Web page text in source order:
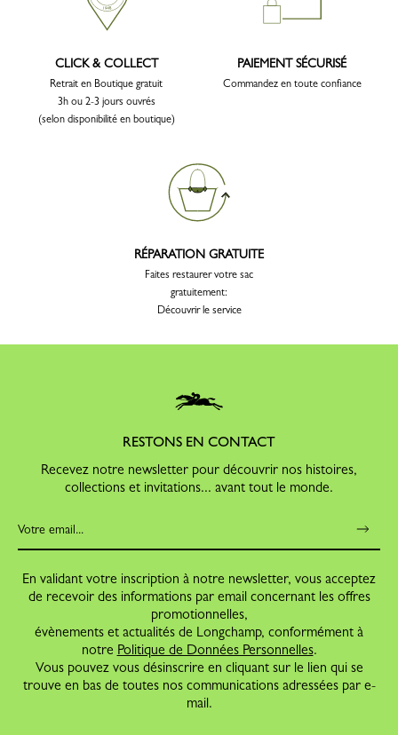
CLICK & COLLECT
Retrait en Boutique gratuit
3h ou 2-3 jours ouvrés
(selon disponibilité en boutique)
PAIEMENT SÉCURISÉ
Commandez en toute confiance
RÉPARATION GRATUITE
Faites restaurer votre sac
gratuitement:
Découvrir le service
RESTONS EN CONTACT
Recevez notre newsletter pour découvrir nos histoires,
collections et invitations... avant tout le monde.
En validant votre inscription à notre newsletter, vous acceptez
de recevoir des informations par email concernant les offres
promotionnelles,
évènements et actualités de Longchamp, conformément à
notre Politique de Données Personnelles.
Vous pouvez vous désinscrire en cliquant sur le lien qui se
trouve en bas de toutes nos communications adressées par e-
mail.